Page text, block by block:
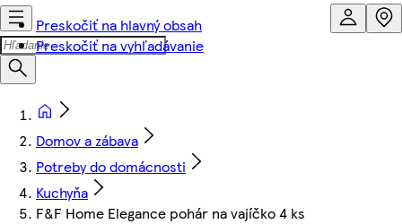
Preskočiť na hlavný obsah
Preskočiť na vyhľadávanie
Domov a zábava
Potreby do domácnosti
Kuchyňa
F&F Home Elegance pohár na vajíčko 4 ks